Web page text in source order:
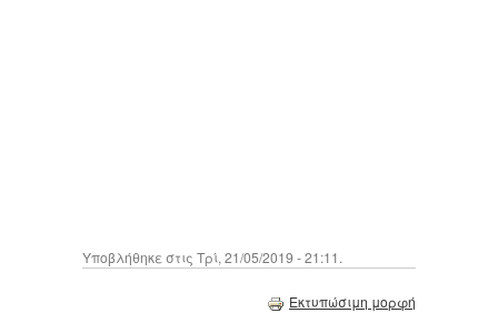
Υποβλήθηκε στις Τρί, 21/05/2019 - 21:11.
Εκτυπώσιμη μορφή